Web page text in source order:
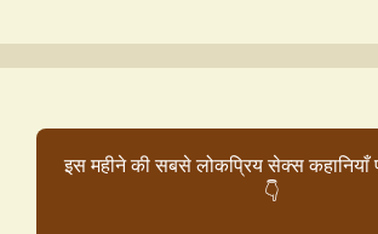
इस महीने की सबसे लोकप्रिय सेक्स कहानियाँ
👇